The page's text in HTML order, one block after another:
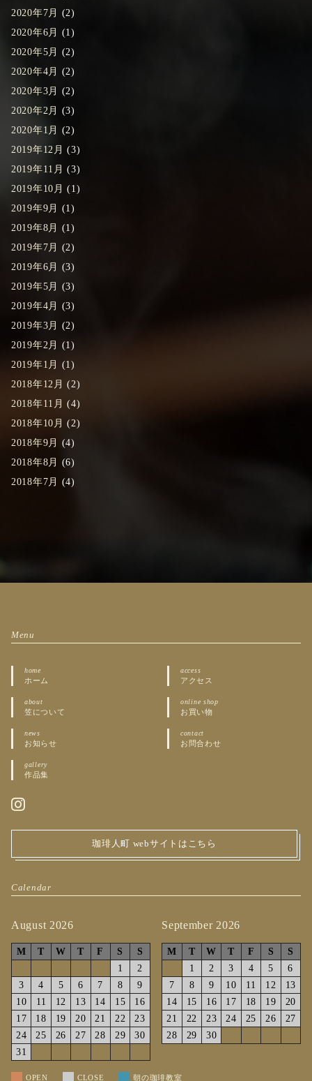
2020年7月
(2)
2020年6月
(1)
2020年5月
(2)
2020年4月
(2)
2020年3月
(2)
2020年2月
(3)
2020年1月
(2)
2019年12月 (3)
2019年11月 (3)
2019年10月 (1)
2019年9月
(1)
2019年8月
(1)
2019年7月
(2)
2019年6月
(3)
2019年5月
(3)
2019年4月
(3)
2019年3月
(2)
2019年2月
(1)
2019年1月
(1)
2018年12月 (2)
2018年11月 (4)
2018年10月 (2)
2018年9月
(4)
2018年8月
(6)
2018年7月
(4)
Menu
home
ホーム
about
笠について
news
お知らせ
gallery
作品集
access
アクセス
online shop
お買い物
contact
お問合わせ
珈琲人町 webサイトはこちら
Calendar
August 2026
M T W T F S
S
1
2
3
4 5 6 7 8
9
10
11 12 13 14 15
16
17
18 19 20 21 22
23
24
25 26 27 28 29
30
31
September 2026
M T W T F S
S
1
2 3 4 5
6
7
8 9 10 11 12
13
14
15 16 17 18 19
20
21
22 23 24 25 26
27
28
29 30
OPEN CLOSE 朝の珈琲教室